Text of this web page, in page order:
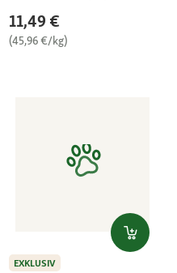
11,49 €
(45,96 €/kg)
EXKLUSIV